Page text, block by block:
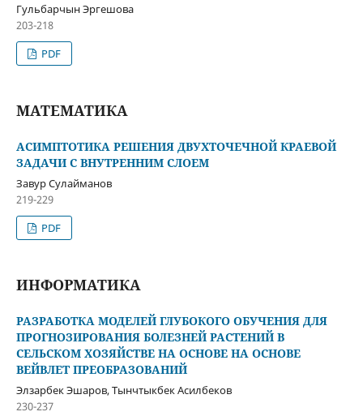
Гульбарчын Эргешова
203-218
PDF
МАТЕМАТИКА
АСИМПТОТИКА РЕШЕНИЯ ДВУХТОЧЕЧНОЙ КРАЕВОЙ
ЗАДАЧИ С ВНУТРЕННИМ СЛОЕМ
Завур Сулайманов
219-229
PDF
ИНФОРМАТИКА
РАЗРАБОТКА МОДЕЛЕЙ ГЛУБОКОГО ОБУЧЕНИЯ ДЛЯ
ПРОГНОЗИРОВАНИЯ БОЛЕЗНЕЙ РАСТЕНИЙ В
СЕЛЬСКОМ ХОЗЯЙСТВЕ НА ОСНОВЕ НА ОСНОВЕ
ВЕЙВЛЕТ ПРЕОБРАЗОВАНИЙ
Элзарбек Эшаров, Тынчтыкбек Асилбеков
230-237